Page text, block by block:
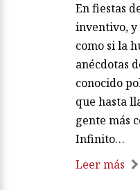
En fiestas
inventivo, y
como si la
anécdotas
conocido
que hasta
gente más
Infinito…
Leer más